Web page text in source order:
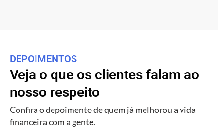
DEPOIMENTOS
Veja o que os clientes falam ao
nosso respeito
Confira o depoimento de quem já melhorou a vida
financeira com a gente.